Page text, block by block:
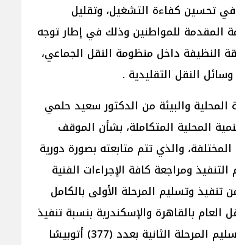
تحسين كفاءة التشغيل، وتقليل
المقدمة للمواطنين وذلك في إطار توجه
النظيفة داخل منظومة النقل الجماعي،
النقل التقليدية .
المحلية والبيئة من الدكتور سعيد حلمي
المحلية المتكاملة، بشأن الموقف
والذي تتم متابعته بصورة دورية
ومراجعة كافة الإجراءات الفنية
تنفيذ وتسليم المرحلة الأولى بالكامل
العام بالقاهرة والإسكندرية بنسبة تنفيذ
(100%)، كما تم الانتهاء من تنفيذ وتسليم المرحلة الثانية بعدد (377) أتوبيسًا